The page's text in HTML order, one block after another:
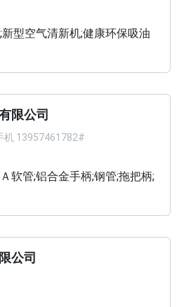
型空气清新机;健康环保吸油
限公司
机 13957461782#
软管;铝合金手柄;钢管;拖把柄;
公司